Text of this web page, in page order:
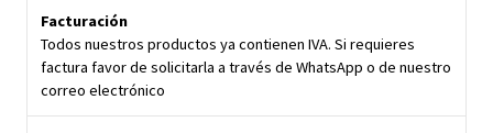
Facturación
Todos nuestros productos ya contienen IVA. Si requieres
factura favor de solicitarla a través de WhatsApp o de nuestro
correo electrónico